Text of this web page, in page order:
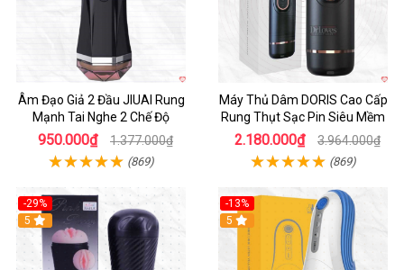
Âm Đạo Giả 2 Đầu JIUAI Rung
Mạnh Tai Nghe 2 Chế Độ
950.000₫ 1.377.000₫
(869)
Máy Thủ Dâm DORIS Cao Cấp
Rung Thụt Sạc Pin Siêu Mềm
2.180.000₫ 3.964.000₫
(869)
-29%
5
-13%
5